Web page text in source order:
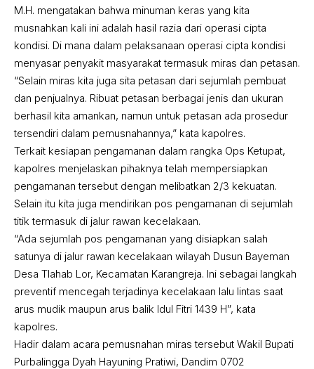
M.H. mengatakan bahwa minuman keras yang kita
musnahkan kali ini adalah hasil razia dari operasi cipta
kondisi. Di mana dalam pelaksanaan operasi cipta kondisi
menyasar penyakit masyarakat termasuk miras dan petasan.
“Selain miras kita juga sita petasan dari sejumlah pembuat
dan penjualnya. Ribuat petasan berbagai jenis dan ukuran
berhasil kita amankan, namun untuk petasan ada prosedur
tersendiri dalam pemusnahannya,” kata kapolres.
Terkait kesiapan pengamanan dalam rangka Ops Ketupat,
kapolres menjelaskan pihaknya telah mempersiapkan
pengamanan tersebut dengan melibatkan 2/3 kekuatan.
Selain itu kita juga mendirikan pos pengamanan di sejumlah
titik termasuk di jalur rawan kecelakaan.
“Ada sejumlah pos pengamanan yang disiapkan salah
satunya di jalur rawan kecelakaan wilayah Dusun Bayeman
Desa Tlahab Lor, Kecamatan Karangreja. lni sebagai langkah
preventif mencegah terjadinya kecelakaan lalu lintas saat
arus mudik maupun arus balik Idul Fitri 1439 H”, kata
kapolres.
Hadir dalam acara pemusnahan miras tersebut Wakil Bupati
Purbalingga Dyah Hayuning Pratiwi, Dandim 0702